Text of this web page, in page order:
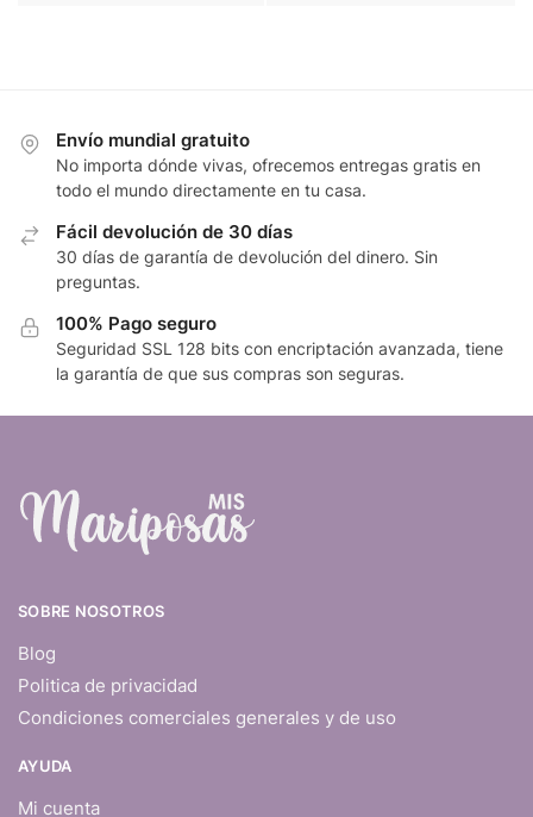
Envío mundial gratuito
No importa dónde vivas, ofrecemos entregas gratis en
todo el mundo directamente en tu casa.
Fácil devolución de 30 días
30 días de garantía de devolución del dinero. Sin
preguntas.
100% Pago seguro
Seguridad SSL 128 bits con encriptación avanzada, tiene
la garantía de que sus compras son seguras.
SOBRE NOSOTROS
Blog
Politica de privacidad
Condiciones comerciales generales y de uso
AYUDA
Mi cuenta